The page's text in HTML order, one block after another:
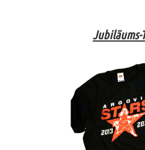
Jubiläums-